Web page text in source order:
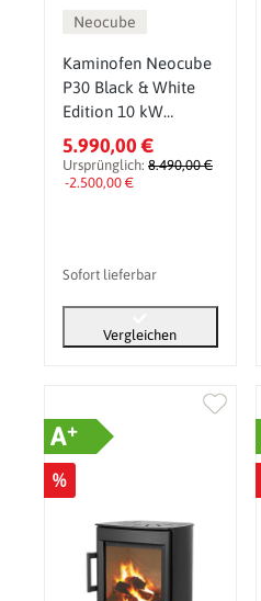
Neocube
Kaminofen Neocube
P30 Black & White
Edition 10 kW
Sondermodell
5.990,00 €
Ursprünglich: 8.490,00 €
-2.500,00 €
Sofort lieferbar
Vergleichen
A+
%